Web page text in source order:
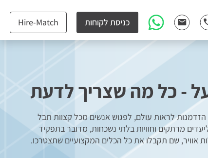
כניסת לקוחות Hire-Match
על - כל מה שצריך לדעת
הזדמנות לראות עולם, לפגוש אנשים מכל קצוות תבל
מרתקים וחוויות בלתי נשכחות, מדובר בתפקיד
אוויר, שם תקבלו את כל הכלים המקצועיים שתצטרכו.